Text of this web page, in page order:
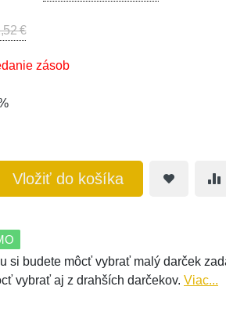
€
zásob
Vložiť do košíka
si budete môcť vybrať malý darček
vybrať aj z drahších darčekov. Viac...